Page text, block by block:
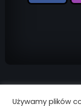
Używamy plików